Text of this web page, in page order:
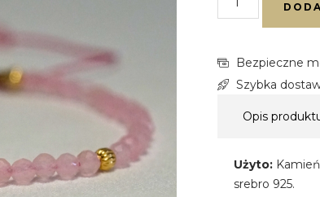
Bezpieczne
Szybka
Opis
Użyto:
srebro 925.